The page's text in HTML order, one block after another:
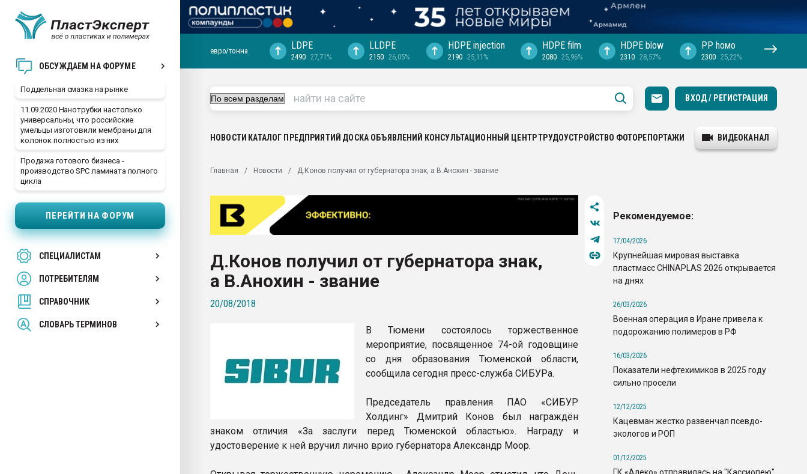
ОБСУЖДАЕМ НА ФОРУМЕ
Поддельная смазка на рынке
11.09.2020 Нанотрубки настолько
универсальны, что российские
умельцы изготовили мембраны для
колонок полностью из них
Продажа готового бизнеса -
производство SPC ламината полного
цикла
ПЕРЕЙТИ НА ФОРУМ
СПЕЦИАЛИСТАМ
ПОТРЕБИТЕЛЯМ
СПРАВОЧНИК
СЛОВАРЬ ТЕРМИНОВ
ближайшее подмосковье, с.-в.
Подмосковье, Москва
первый план в переработке
28.07.2026 "Технониколь" довольна
ситуацией на строительном рынке
Всё, что касается выдува ПЭТ
Материал поверхности пуансона для
Продам отходы Композиция
поликарбоната и АБС-пластика
Armaloy PC/ABS-1IM черный цвет
евро/тонна LDPE
2490 27,71%
LLDPE
2150 26,05%
HDPE injection
2190 25,11%
HDPE film
2080 25,96%
HDPE blow
2310 28,57%
PP hомо
2300 25,22%
ВХОД / РЕГИСТРАЦИЯ
НОВОСТИ КАТАЛОГ ПРЕДПРИЯТИЙ ДОСКА ОБЪЯВЛЕНИЙ КОНСУЛЬТАЦИОННЫЙ ЦЕНТРТРУДОУСТРОЙСТВО ФОТОРЕПОРТАЖИ ВИДЕОКАНАЛ
Главная Новости Д.Конов получил от губернатора знак, а В.Анохин - звание
Д.Конов получил от губернатора знак,
а В.Анохин - звание
20/08/2018
В Тюмени состоялось торжественное
мероприятие, посвященное 74-ой годовщине
со дня образования Тюменской области,
сообщила сегодня пресс-служба СИБУРа.
Председатель правления ПАО «СИБУР
Холдинг» Дмитрий Конов был награждён
знаком отличия «За заслуги перед Тюменской областью». Награду и
удостоверение к ней вручил лично врио губернатора Александр Моор.
Рекомендуемое:
17/04/2026
Крупнейшая мировая выставка
пластмасс CHINAPLAS 2026 открывается
на днях
26/03/2026
Военная операция в Иране привела к
подорожанию полимеров в РФ
16/03/2026
Показатели нефтехимиков в 2025 году
сильно просели
12/12/2025
Кацевман жестко развенчал псевдо-
экологов и РОП
01/12/2025